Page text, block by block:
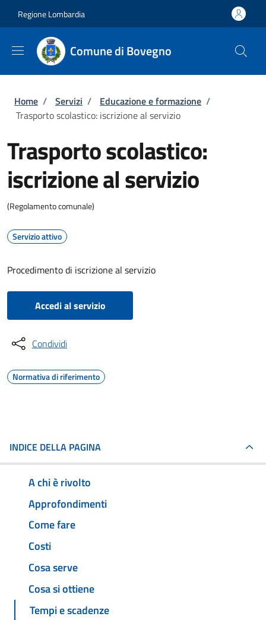
Regione Lombardia
Comune di Bovegno
Briciole di pane
Home / Servizi / Educazione e formazione /
Trasporto scolastico: iscrizione al servizio
Trasporto scolastico:
iscrizione al servizio
(Regolamento comunale)
Servizio attivo
Procedimento di iscrizione al servizio
Accedi al servizio
Condividi
Normativa di riferimento
INDICE DELLA PAGINA
A chi è rivolto
Approfondimenti
Come fare
Costi
Cosa serve
Cosa si ottiene
Tempi e scadenze